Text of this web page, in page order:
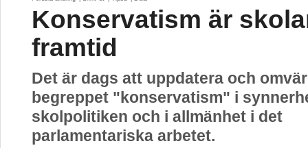
Konservatism är
framtid
Det är dags att uppdatera och
begreppet "konservatism" i
skolpolitiken och i allmänhet i det
parlamentariska arbetet.